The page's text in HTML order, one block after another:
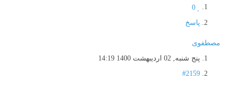
0
پاسخ
مصطفوی
پنج شنبه, 02 ارديبهشت 1400 14:19
#2159